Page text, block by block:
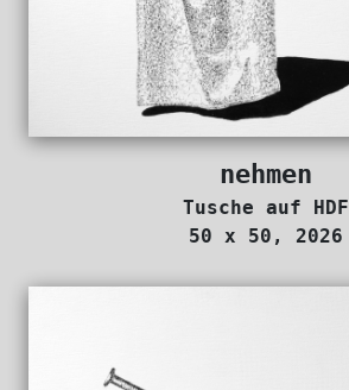
nehmen
Tusche auf HDF
50 x 50, 2026